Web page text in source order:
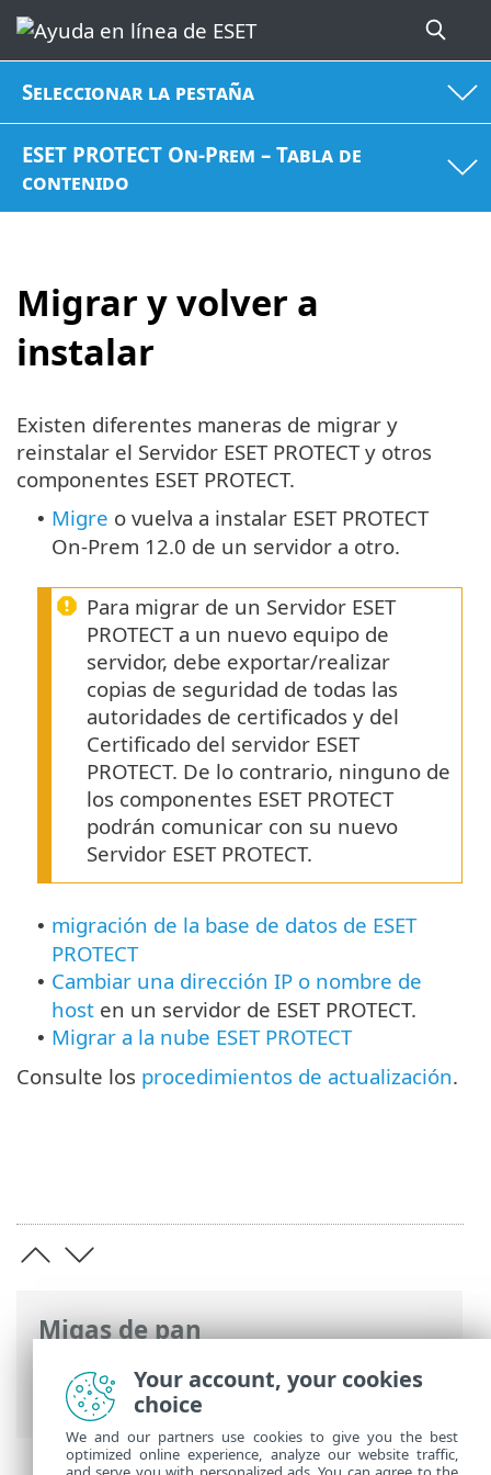
Seleccionar la pestaña
ESET PROTECT On-Prem – Tabla de
contenido
Migrar y volver a
instalar
Migas de pan
Ayuda en línea de ESET> ESET PROTECT
On-Prem
>Migrar y volver a instalar
Existen diferentes maneras de migrar y
reinstalar el Servidor ESET PROTECT y otros
componentes ESET PROTECT.
• Migre o vuelva a instalar ESET PROTECT
On-Prem 12.0 de un servidor a otro.
Para migrar de un Servidor ESET
PROTECT a un nuevo equipo de
servidor, debe exportar/realizar
copias de seguridad de todas las
autoridades de certificados y del
Certificado del servidor ESET
PROTECT. De lo contrario, ninguno de
los componentes ESET PROTECT
podrán comunicar con su nuevo
Servidor ESET PROTECT.
• migración de la base de datos de ESET
PROTECT
• Cambiar una dirección IP o nombre de
host en un servidor de ESET PROTECT.
• Migrar a la nube ESET PROTECT
Consulte los procedimientos de actualización.
Your account, your cookies
choice
We and our partners use cookies to give you the best
optimized online experience, analyze our website traffic,